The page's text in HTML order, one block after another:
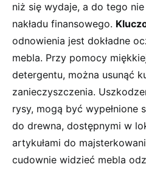
niż się wydaje, a do tego
nakładu finansowego.
odnowienia jest dokładne
mebla. Przy pomocy
⁤detergentu, można usunąć
zanieczyszczenia.
rysy, mogą być wypełnione
do drewna, dostępnymi w
artykułami do
cudownie widzieć mebla